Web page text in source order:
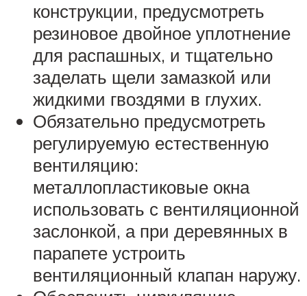
конструкции, предусмотреть
резиновое двойное уплотнение
для распашных, и тщательно
заделать щели замазкой или
жидкими гвоздями в глухих.
Обязательно предусмотреть
регулируемую естественную
вентиляцию:
металлопластиковые окна
использовать с вентиляционной
заслонкой, а при деревянных в
парапете устроить
вентиляционный клапан наружу.